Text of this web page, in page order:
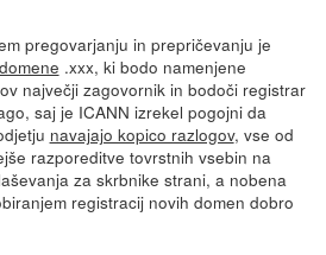
pregovarjanju in prepričevanju je
.xxx, ki bodo namenjene
največji zagovornik in bodoči registrar
saj je ICANN izrekel pogojni da
navajajo kopico razlogov, vse od
razporeditve tovrstnih vsebin na
za skrbnike strani, a nobena
registracij novih domen dobro